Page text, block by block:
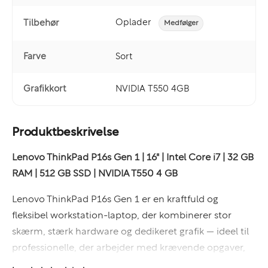
Produktbeskrivelse
Lenovo ThinkPad P16s Gen 1 | 16" | Intel Core i7 | 32 GB
RAM | 512 GB SSD | NVIDIA T550 4 GB
Lenovo ThinkPad P16s Gen 1 er en kraftfuld og
fleksibel workstation-laptop, der kombinerer stor
skærm, stærk hardware og dedikeret grafik — ideel til
professionelle, der arbejder med krævende opgaver,
Tilbehør Oplader Medfølger
Farve Sort
Grafikkort NVIDIA T550 4GB